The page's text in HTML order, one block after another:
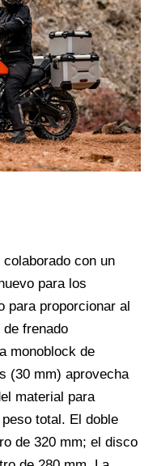
con un
para los
para proporcionar al
frenado
monoblock de
(30 mm) aprovecha
material para
total. El doble
de 320 mm; el disco